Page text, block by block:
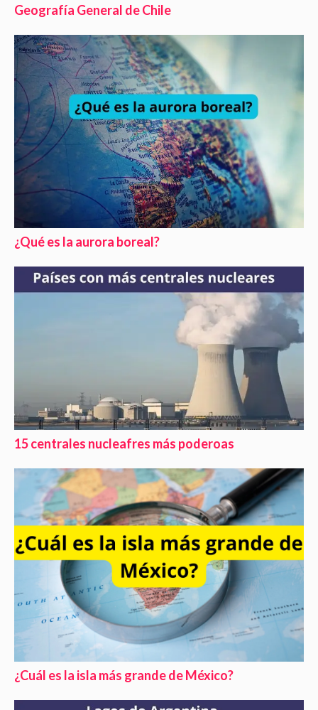
Geografía General de Chile
¿Qué es la aurora boreal?
15 centrales nucleafres más poderoas
¿Cuál es la isla más grande de México?